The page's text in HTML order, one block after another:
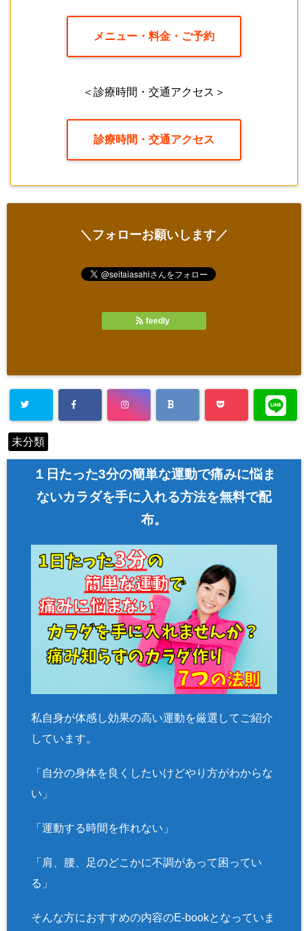
メニュー・料金・ご予約
＜診療時間・交通アクセス＞
診療時間・交通アクセス
＼フォローお願いします／
feedly
未分類
１日たった3分の簡単な運動で痛みに悩ま
ないカラダを手に入れる方法を無料で配
布。
私自身が体感し効果の高い運動を厳選してご紹介
しています。
「自分の身体を良くしたいけどやり方がわからな
い」
「運動する時間を作れない」
「肩、腰、足のどこかに不調があって困ってい
る」
そんな方におすすめの内容のE-bookとなっていま